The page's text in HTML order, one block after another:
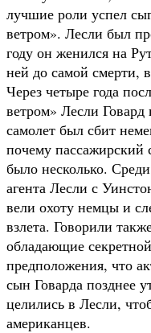
лучшие роли успел
ветром». Лесли был
году он женился на
ней до самой смерти,
Через четыре года
ветром» Лесли Говард
самолет был сбит
почему пассажирский
было несколько.
агента Лесли с
вели охоту немцы и
взлета. Говорили
обладающие
предположения, что
сын Говарда позднее
целились в Лесли,
американцев.